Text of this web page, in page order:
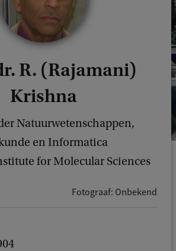
R. (Rajamani)
Krishna
Natuurwetenschappen,
en Informatica
for Molecular Sciences
Fotograaf: Onbekend